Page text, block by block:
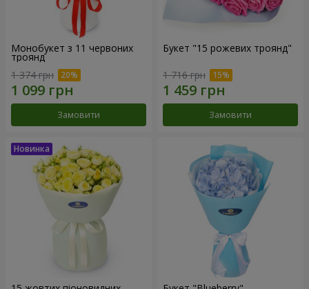
Монобукет з 11 червоних
троянд
1 374 грн
Замовити
Букет "15 рожевих троянд"
1 716 грн
Замовити